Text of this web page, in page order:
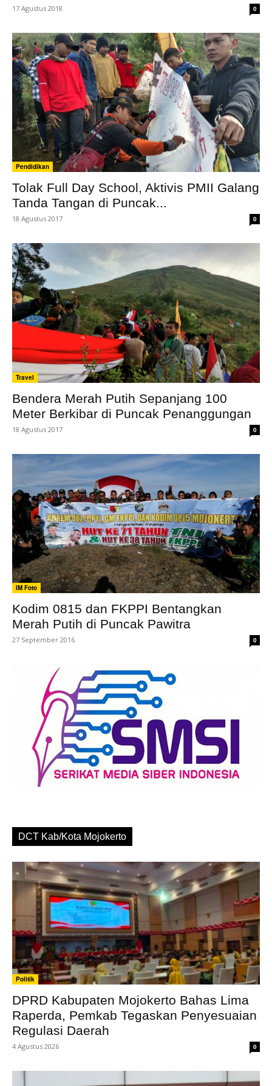
17 Agustus 2018 0
Pendidikan
Tolak Full Day School, Aktivis PMII Galang
Tanda Tangan di Puncak...
18 Agustus 2017 0
Travel
Bendera Merah Putih Sepanjang 100
Meter Berkibar di Puncak Penanggungan
18 Agustus 2017 0
IM Foto
Kodim 0815 dan FKPPI Bentangkan
Merah Putih di Puncak Pawitra
27 September 2016 0
DCT Kab/Kota Mojokerto
Politik
DPRD Kabupaten Mojokerto Bahas Lima
Raperda, Pemkab Tegaskan Penyesuaian
Regulasi Daerah
4 Agustus 2026 0